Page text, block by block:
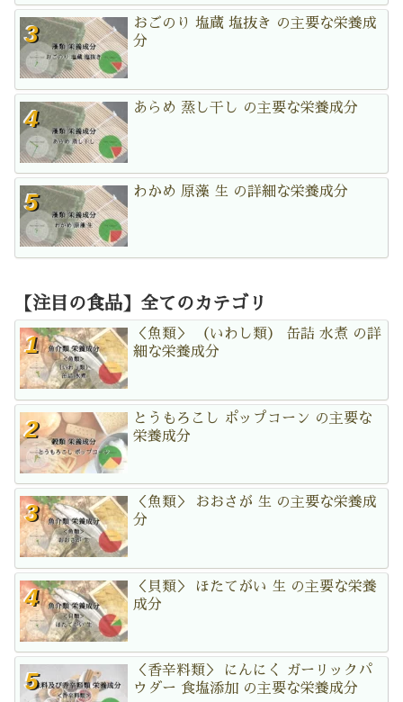
おごのり 塩蔵 塩抜き の主要な栄養成
分
あらめ 蒸し干し の主要な栄養成分
わかめ 原藻 生 の詳細な栄養成分
【注目の食品】全てのカテゴリ
＜魚類＞ （いわし類） 缶詰 水煮 の詳
細な栄養成分
とうもろこし ポップコーン の主要な
栄養成分
＜魚類＞ おおさが 生 の主要な栄養成
分
＜貝類＞ ほたてがい 生 の主要な栄養
成分
＜香辛料類＞ にんにく ガーリックパ
ウダー 食塩添加 の主要な栄養成分